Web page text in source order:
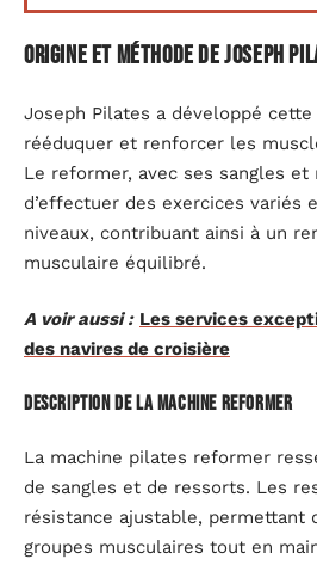
Origine et méthode de Joseph
Joseph Pilates a développé
rééduquer et renforcer les
Le reformer, avec ses sangles
d’effectuer des exercices variés
niveaux, contribuant ainsi à un
musculaire équilibré.
A voir aussi : Les services
des navires de croisière
Description de la machine reformer
La machine pilates reformer
de sangles et de ressorts. Les
résistance ajustable, permettant
groupes musculaires tout en